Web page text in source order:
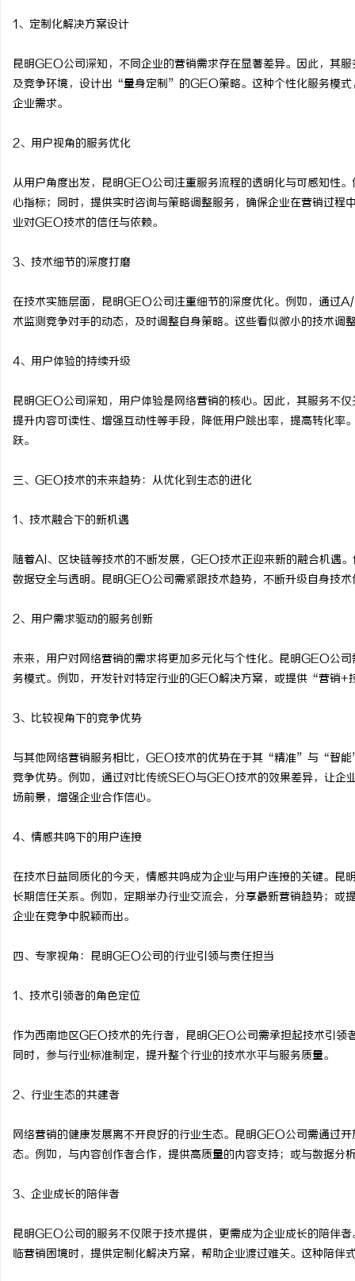
1、定制化解决方案设计
昆明GEO公司深知，不同企业的营销需求存在显著差异。因此，其
及竞争环境，设计出“量身定制”的GEO策略。这种个性化服务模
企业需求。
2、用户视角的服务优化
从用户角度出发，昆明GEO公司注重服务流程的透明化与可感知性
心指标；同时，提供实时咨询与策略调整服务，确保企业在营销过
业对GEO技术的信任与依赖。
3、技术细节的深度打磨
在技术实施层面，昆明GEO公司注重细节的深度优化。例如，通过
术监测竞争对手的动态，及时调整自身策略。这些看似微小的技术调
4、用户体验的持续升级
昆明GEO公司深知，用户体验是网络营销的核心。因此，其服务不
提升内容可读性、增强互动性等手段，降低用户跳出率，提高转化
跃。
三、GEO技术的未来趋势：从优化到生态的进化
1、技术融合下的新机遇
随着AI、区块链等技术的不断发展，GEO技术正迎来新的融合机遇
数据安全与透明。昆明GEO公司需紧跟技术趋势，不断升级自身技
2、用户需求驱动的服务创新
未来，用户对网络营销的需求将更加多元化与个性化。昆明GEO公
务模式。例如，开发针对特定行业的GEO解决方案，或提供“营销
3、比较视角下的竞争优势
与其他网络营销服务相比，GEO技术的优势在于其“精准”与“智
竞争优势。例如，通过对比传统SEO与GEO技术的效果差异，让
场前景，增强企业合作信心。
4、情感共鸣下的用户连接
在技术日益同质化的今天，情感共鸣成为企业与用户连接的关键。
长期信任关系。例如，定期举办行业交流会，分享最新营销趋势；
企业在竞争中脱颖而出。
四、专家视角：昆明GEO公司的行业引领与责任担当
1、技术引领者的角色定位
作为西南地区GEO技术的先行者，昆明GEO公司需承担起技术引
同时，参与行业标准制定，提升整个行业的技术水平与服务质量。
2、行业生态的共建者
网络营销的健康发展离不开良好的行业生态。昆明GEO公司需通过
态。例如，与内容创作者合作，提供高质量的内容支持；或与数据分
3、企业成长的陪伴者
昆明GEO公司的服务不仅限于技术提供，更需成为企业成长的陪伴
临营销困境时，提供定制化解决方案，帮助企业渡过难关。这种陪